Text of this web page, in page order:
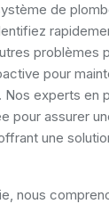
de
problèmes
pour
experts en
pour assurer
une
nous